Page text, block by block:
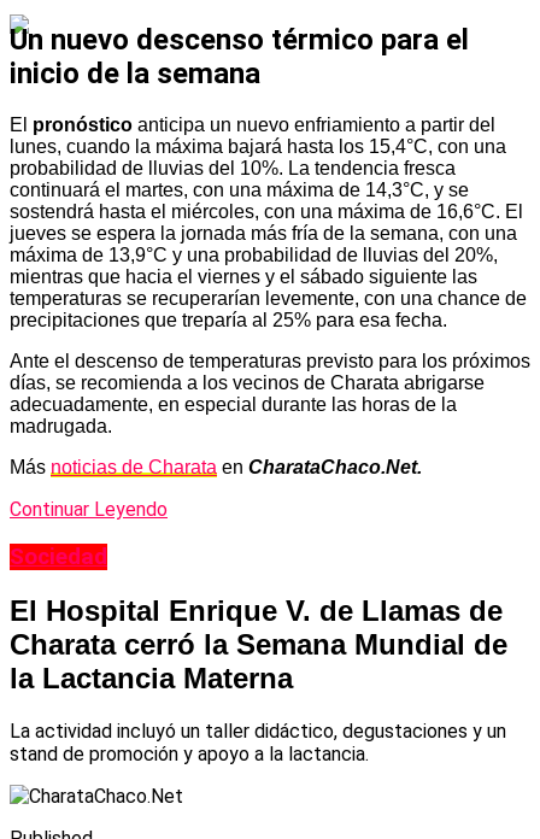
Un nuevo descenso térmico para el
inicio de la semana
El pronóstico anticipa un nuevo enfriamiento a partir del
lunes, cuando la máxima bajará hasta los 15,4°C, con una
probabilidad de lluvias del 10%. La tendencia fresca
continuará el martes, con una máxima de 14,3°C, y se
sostendrá hasta el miércoles, con una máxima de 16,6°C. El
jueves se espera la jornada más fría de la semana, con una
máxima de 13,9°C y una probabilidad de lluvias del 20%,
mientras que hacia el viernes y el sábado siguiente las
temperaturas se recuperarían levemente, con una chance de
precipitaciones que treparía al 25% para esa fecha.
Ante el descenso de temperaturas previsto para los próximos
días, se recomienda a los vecinos de Charata abrigarse
adecuadamente, en especial durante las horas de la
madrugada.
Más noticias de Charata en CharataChaco.Net.
Continuar Leyendo
Sociedad
El Hospital Enrique V. de Llamas de
Charata cerró la Semana Mundial de
la Lactancia Materna
La actividad incluyó un taller didáctico, degustaciones y un
stand de promoción y apoyo a la lactancia.